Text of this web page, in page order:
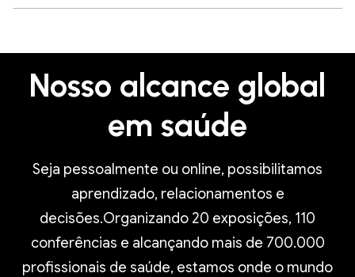
Nosso alcance global
em saúde
Seja pessoalmente ou online, possibilitamos
aprendizado, relacionamentos e
decisões.Organizando 20 exposições, 110
conferências e alcançando mais de 700.000
profissionais de saúde, estamos onde o mundo